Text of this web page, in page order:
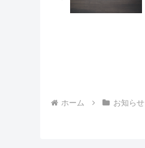
ホーム お知らせ